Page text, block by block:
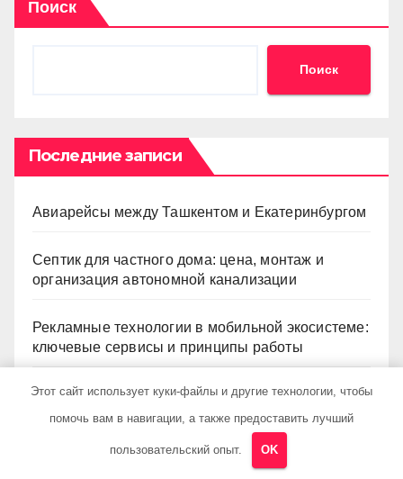
Поиск
Поиск
Последние записи
Авиарейсы между Ташкентом и Екатеринбургом
Септик для частного дома: цена, монтаж и
организация автономной канализации
Рекламные технологии в мобильной экосистеме:
ключевые сервисы и принципы работы
Выбор двухкомнатной квартиры: планировка,
состояние жилья и проверка документов
Готовые римские шторы: размеры, ткани и
Этот сайт использует куки-файлы и другие технологии, чтобы
помочь вам в навигации, а также предоставить лучший
пользовательский опыт. OK